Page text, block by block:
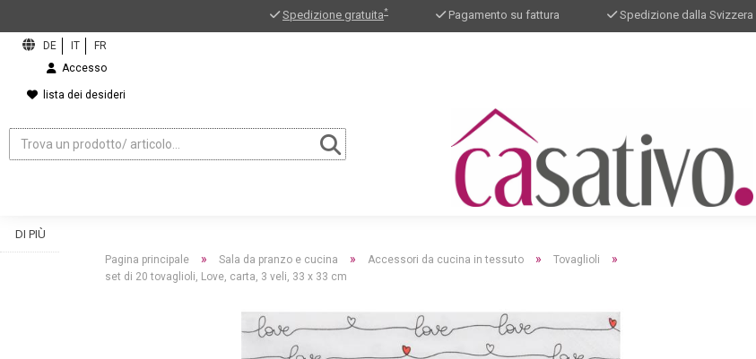
Spedizione gratuita* Pagamento su fattura Spedizione dalla Svizzera
Accesso
lista dei desideri
DI PIÙ
Pagina principale » Sala da pranzo e cucina » Accessori da cucina in tessuto » Tovaglioli »
set di 20 tovaglioli, Love, carta, 3 veli, 33 x 33 cm